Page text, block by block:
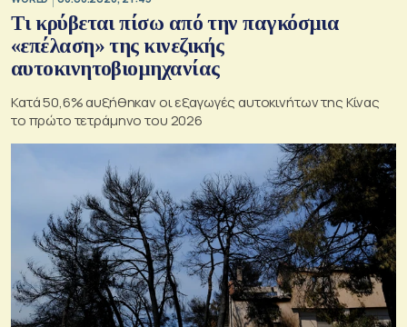
Τι κρύβεται πίσω από την παγκόσμια
«επέλαση» της κινεζικής
αυτοκινητοβιομηχανίας
Κατά 50,6% αυξήθηκαν οι εξαγωγές αυτοκινήτων της Κίνας
το πρώτο τετράμηνο του 2026